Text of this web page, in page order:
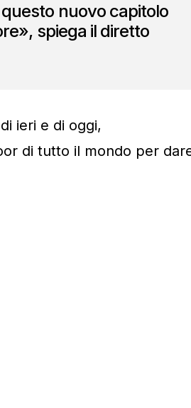
nuovo capitolo
spiega il diretto
ieri e di oggi,
di tutto il mondo per